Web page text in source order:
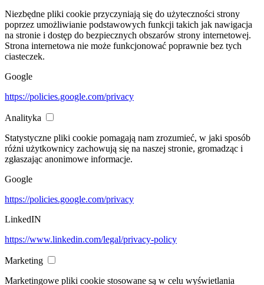
Niezbędne pliki cookie przyczyniają się do użyteczności strony
poprzez umożliwianie podstawowych funkcji takich jak nawigacja
na stronie i dostęp do bezpiecznych obszarów strony internetowej.
Strona internetowa nie może funkcjonować poprawnie bez tych
ciasteczek.
Google
https://policies.google.com/privacy
Analityka
Statystyczne pliki cookie pomagają nam zrozumieć, w jaki sposób
różni użytkownicy zachowują się na naszej stronie, gromadząc i
zgłaszając anonimowe informacje.
Google
https://policies.google.com/privacy
LinkedIN
https://www.linkedin.com/legal/privacy-policy
Marketing
Marketingowe pliki cookie stosowane są w celu wyświetlania